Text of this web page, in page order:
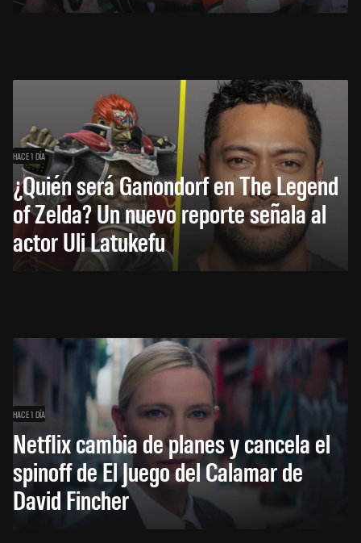
HACE 1 DÍA
¿Quién será Ganondorf en The Legend
of Zelda? Un nuevo reporte señala al
actor Uli Latukefu
HACE 1 DÍA
Netflix cambia de planes y cancela el
spinoff de El Juego del Calamar de
David Fincher